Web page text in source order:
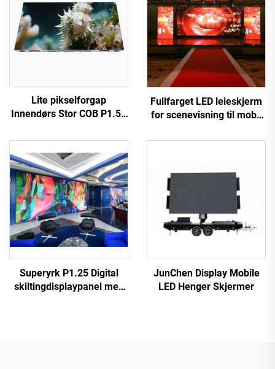
Lite pikselforgap
Innendørs Stor COB P1.56
Display Skjermpanel for
Hjemmekino
Fullfarget LED leieskjerm
for scenevisning til mobil
Superyrk P1.25 Digital
skiltingdisplaypanel med
JunChen Display Mobile
LED Henger Skjermer